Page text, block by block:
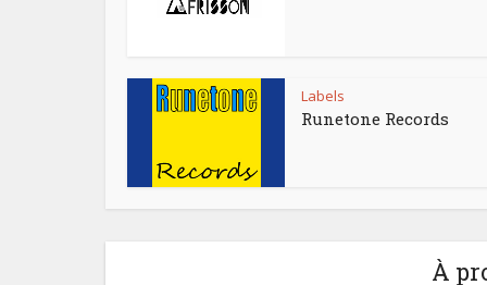
Labels
Runetone Records
À